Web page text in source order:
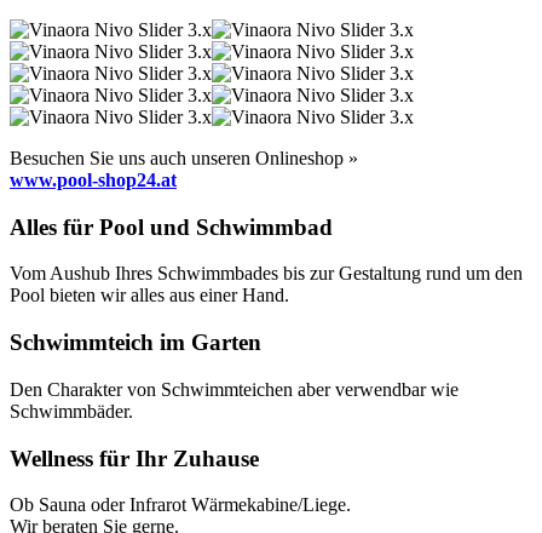
Besuchen Sie uns auch unseren Onlineshop »
www.pool-shop24.at
Alles für Pool und Schwimmbad
Vom Aushub Ihres Schwimmbades bis zur Gestaltung rund um den
Pool bieten wir alles aus einer Hand.
Schwimmteich im Garten
Den Charakter von Schwimmteichen aber verwendbar wie
Schwimmbäder.
Wellness für Ihr Zuhause
Ob Sauna oder Infrarot Wärmekabine/Liege.
Wir beraten Sie gerne.